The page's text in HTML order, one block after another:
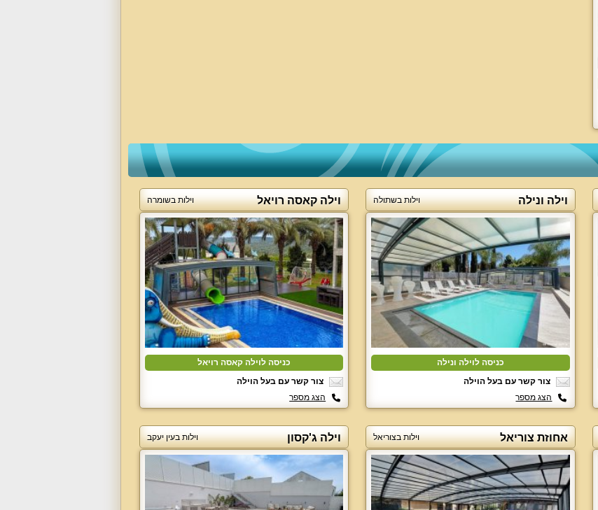
וילה ונילה וילות בשתולה
כניסה לוילה ונילה
צור קשר עם בעל הוילה
הצג מספר
וילה קאסה רויאל וילות בשומרה
כניסה לוילה קאסה רויאל
צור קשר עם בעל הוילה
הצג מספר
אחוזת צוריאל וילות בצוריאל וילה ג'קסון וילות בעין יעקב